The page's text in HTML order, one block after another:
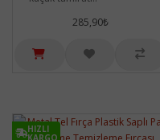
285,90₺
HIZLI
KARGO